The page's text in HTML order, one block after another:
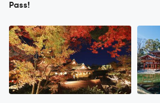
Pass!